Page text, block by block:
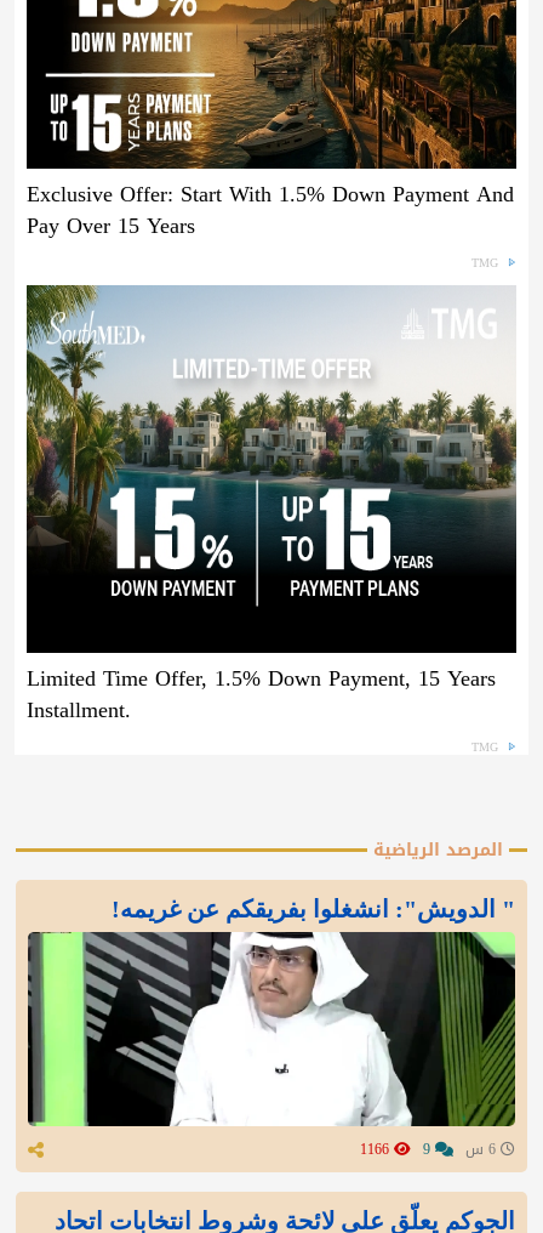
Exclusive Offer: Start With 1.5% Down Payment And
Pay Over 15 Years
TMG
Limited Time Offer, 1.5% Down Payment, 15 Years
Installment.
TMG
المرصد الرياضية
" الدويش": انشغلوا بفريقكم عن غريمه!
الجوكم يعلّق على لائحة وشروط انتخابات اتحاد